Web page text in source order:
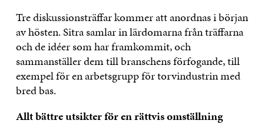
Tre diskussionsträffar kommer att anordnas i början
av hösten. Sitra samlar in lärdomarna från träffarna
och de idéer som har framkommit, och
sammanställer dem till branschens förfogande, till
exempel för en arbetsgrupp för torvindustrin med
bred bas.
Allt bättre utsikter för en rättvis omställning